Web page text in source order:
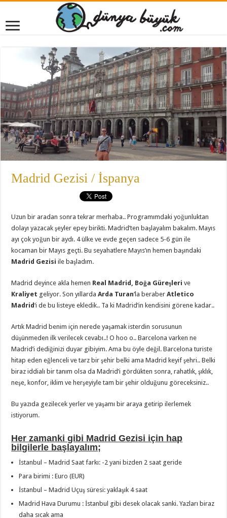
Madrid Gezisi / İspanya
Uzun bir aradan sonra tekrar merhaba.. Programımdaki yoğunluktan
dolayı yazacak şeyler epey birikti. Madrid’ten başlayalım bakalım. Mayıs
ayı çok yoğun bir aydı. 4 ülke ve evde geçen sadece 5-6 gün ile
kocaman bir Mayıs geçti. Bu seyahatlere Mayıs’ın hemen başındaki
Madrid Gezisi ile başladım.
Madrid deyince akla hemen Real Madrid, Boğa Güreşleri ve
Kraliyet geliyor. Son yıllardaArda Turan‘la beraberAtletico
Madrid‘i de bu listeye ekledik.. Ta ki Madrid’in kendisini görene kadar..
Artık Madrid benim için nerede yaşamak isterdin sorusunun
düşünmeden ilk verilecek cevabı..! O hoo o.. Barcelona varken ne
Madrid’i dediğinizi duyar gibiyim. Ama bu öyle değil. Barcelona turiste
hitap eden eğlenceli ve tarz bir şehir belki ama Madrid keyif şehri.. Belki
biraz iddialı bir tanım olsa da Madrid’i gördükten sonra, rahatlık, şıklık,
neşe, konfor, iklim ve herşeyiyle tam bir şehir olduğunu göreceksiniz..
Bu yazıda gezilecek yerler ve yaşamı bir araya getirip ilerlemek
istiyorum.
Her zamanki gibi Madrid Gezisi için hap
bilgilerle başlayalım;
İstanbul – Madrid Saat farkı: -2 yani bizden 2 saat geride
Para birimi : Euro (EUR)
İstanbul – Madrid Uçuş süresi: yaklaşık 4 saat
Madrid Hava Durumu : İstanbul gibi desek olacak sanki. Yazları biraz
daha sıcak ama